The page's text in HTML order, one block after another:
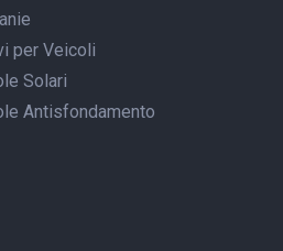
per Veicoli
Solari
Antisfondamento